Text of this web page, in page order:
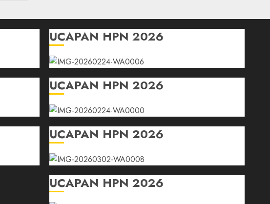
UCAPAN HPN 2026
UCAPAN HPN 2026
UCAPAN HPN 2026
UCAPAN HPN 2026